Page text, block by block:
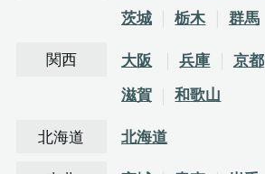
茨城
栃木 群馬
関西 大阪 兵庫 京都
滋賀
和歌山
北海道 北海道